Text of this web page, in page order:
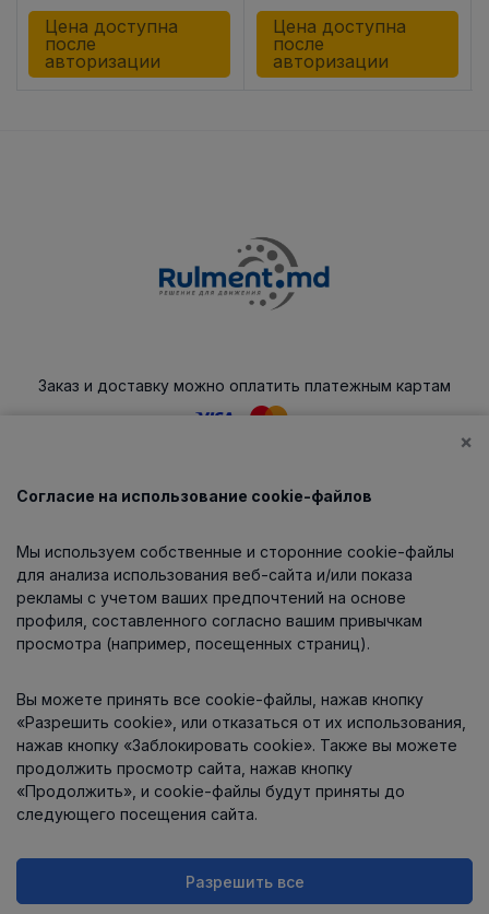
Цена доступна
после
авторизации
Цена доступна
после
авторизации
Заказ и доставку можно оплатить платежным картам
Каталог
О компании
Информация
Контакты
Интернет-магазин работает
×
Согласие на использование cookie-файлов
Мы используем собственные и сторонние cookie-файлы
для анализа использования веб-сайта и/или показа
рекламы с учетом ваших предпочтений на основе
профиля, составленного согласно вашим привычкам
просмотра (например, посещенных страниц).
Вы можете принять все cookie-файлы, нажав кнопку
«Разрешить cookie», или отказаться от их использования,
нажав кнопку «Заблокировать cookie». Также вы можете
продолжить просмотр сайта, нажав кнопку
«Продолжить», и cookie-файлы будут приняты до
следующего посещения сайта.
Разрешить все